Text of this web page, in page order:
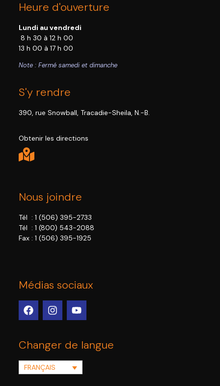
Heure d'ouverture
Lundi au vendredi
8 h 30 à 12 h 00
13 h 00 à 17 h 00
Note : Fermé samedi et dimanche
S'y rendre
390, rue Snowball, Tracadie-Sheila, N.-B.
Obtenir les directions
Nous joindre
Tél : 1 (506) 395-2733
Tél : 1 (800) 543-2088
Fax : 1 (506) 395-1925
Médias sociaux
Changer de langue
FRANÇAIS